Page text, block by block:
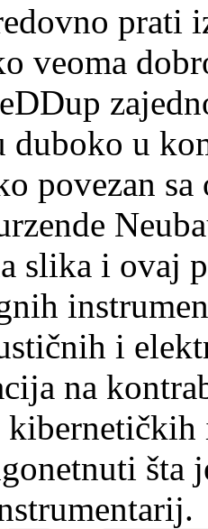
prati
veoma
duboko u
povezan
slika i ovaj
i
na
šta